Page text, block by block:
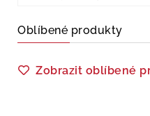
Oblíbené produkty
Zobrazit oblíbené